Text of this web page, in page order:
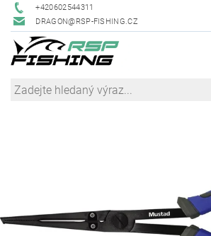
+420602544311
DRAGON@RSP-FISHING.CZ